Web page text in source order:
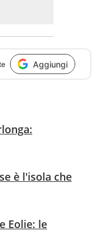
Aggiungi
è l'isola che
Eolie: le